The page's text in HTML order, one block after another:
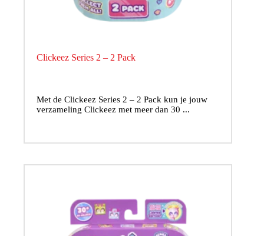
Clickeez Series 2 – 2 Pack
Met de Clickeez Series 2 – 2 Pack kun je jouw
verzameling Clickeez met meer dan 30 ...